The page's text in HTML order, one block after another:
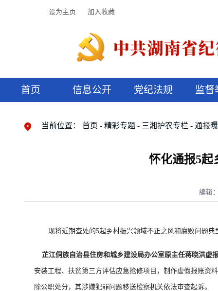
设为主页 加入收藏
首页 信息公开 党纪法规 监督
当前位置： 首页 精彩专题 三湘护农专栏 通报
怀化通报5起
编辑
现将近期查处的5起乡村振兴领域不正之风和腐败问题典
芷江侗族自治县住房和城乡建设局办公室原主任蒋晓洪虚
安装工程、扶贫第三方评估应急抢修项目，制作虚假报账资
除公职处分，其涉嫌犯罪问题移送检察机关依法审查起诉。